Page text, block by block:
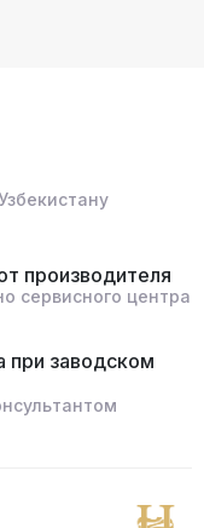
производителя
сервисного центра
при заводском